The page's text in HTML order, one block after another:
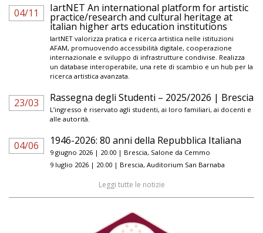
04/11 IartNET An international platform for artistic
practice/research and cultural heritage at
italian higher arts education institutions
IartNET valorizza pratica e ricerca artistica nelle istituzioni
AFAM, promuovendo accessibilità digitale, cooperazione
internazionale e sviluppo di infrastrutture condivise. Realizza
un database interoperabile, una rete di scambio e un hub per la
ricerca artistica avanzata.
23/03 Rassegna degli Studenti – 2025/2026 | Brescia
L’ingresso è riservato agli studenti, ai loro familiari, ai docenti e
alle autorità.
04/06 1946-2026: 80 anni della Repubblica Italiana
9 giugno 2026 | 20.00 | Brescia, Salone da Cemmo
9 luglio 2026 | 20.00 | Brescia, Auditorium San Barnaba
Leggi tutte le notizie